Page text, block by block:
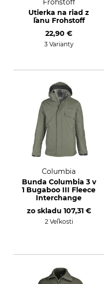
Frohstoff
Utierka na riad z
ľanu Frohstoff
22,90 €
3 Varianty
Columbia
Bunda Columbia 3 v
1 Bugaboo III Fleece
Interchange
zo skladu 107,31 €
2 Veľkosti